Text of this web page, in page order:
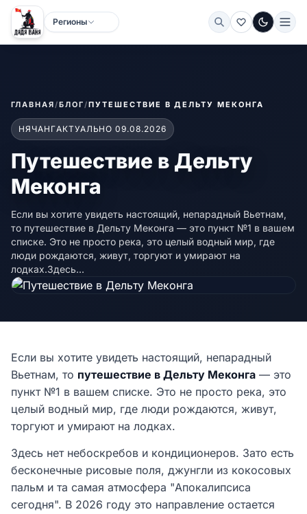
Регионы
Тёмная
ГЛАВНАЯ/БЛОГ/ПУТЕШЕСТВИЕ В ДЕЛЬТУ МЕКОНГА
НЯЧАНГАКТУАЛЬНО 09.08.2026
Путешествие в Дельту
Меконга
Если вы хотите увидеть настоящий, непарадный Вьетнам,
то путешествие в Дельту Меконга — это пункт №1 в вашем
списке. Это не просто река, это целый водный мир, где
люди рождаются, живут, торгуют и умирают на
лодках.Здесь...
Если вы хотите увидеть настоящий, непарадный
Вьетнам, то путешествие в Дельту Меконга — это
пункт №1 в вашем списке. Это не просто река, это
целый водный мир, где люди рождаются, живут,
торгуют и умирают на лодках.
Здесь нет небоскребов и кондиционеров. Зато есть
бесконечные рисовые поля, джунгли из кокосовых
пальм и та самая атмосфера "Апокалипсиса
сегодня". В 2026 году это направление остается